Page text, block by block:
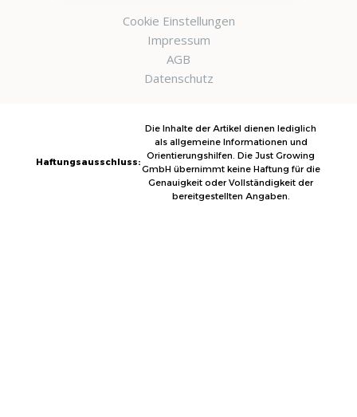
Cookie Einstellungen
Impressum
AGB
Datenschutz
Haftungsausschluss:
Die Inhalte der Artikel dienen lediglich
als allgemeine Informationen und
Orientierungshilfen. Die Just Growing
GmbH übernimmt keine Haftung für die
Genauigkeit oder Vollständigkeit der
bereitgestellten Angaben.